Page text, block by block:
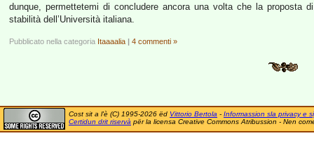
dunque, permettetemi di concludere ancora una volta che la proposta
stabilità dell’Università italiana.
Pubblicato nella categoria Itaaaalia | 4 commenti »
Cost sit a l'è (C) 1995-2026 ëd Vittorio Bertola - Informassion sla privacy e
Certidun drit riservà për la licensa Creative Commons Atribussion - Nen